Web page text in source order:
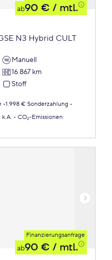
ab90 € / mtl.
N3 Hybrid CULT
Manuell
16.867 km
Stoff
1.998 € Sonderzahlung
k.A.
CO₂-Emissionen
Finanzierungsanfrage
ab90 € / mtl.